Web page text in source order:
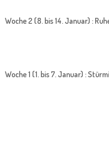
Woche 2 (8. bis 14. Januar) :
Woche 1 (1. bis 7. Januar) :